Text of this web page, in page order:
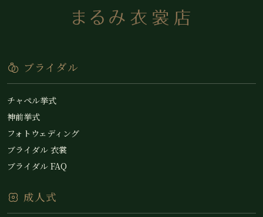
ブライダル
チャペル挙式
神前挙式
フォトウェディング
ブライダル 衣裳
ブライダル FAQ
成人式